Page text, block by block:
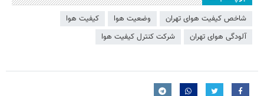
شاخص کیفیت هوای تهران وضعیت هوا
کیفیت هوا
آلودگی هوای تهران
شرکت کنترل کیفیت هوا